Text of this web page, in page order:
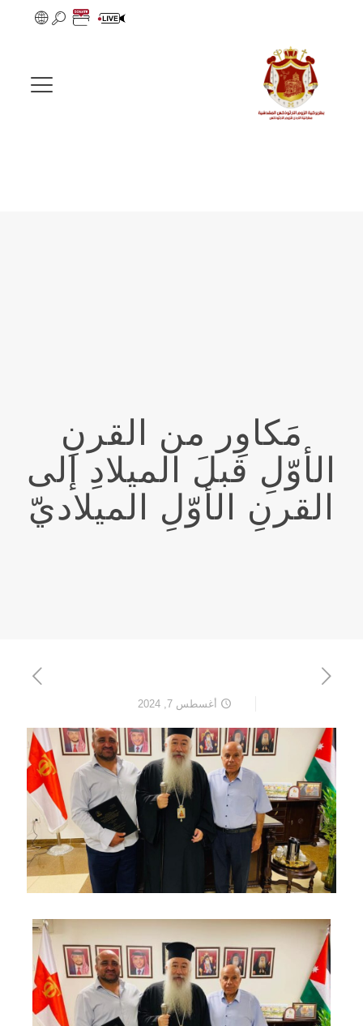
مَكاوِر من القرنِ
الأوّلِ قبلَ الميلادِ إلى
القرنِ الأوّلِ الميلاديّ
أغسطس 7, 2024